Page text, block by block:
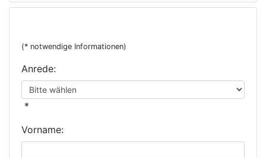
(* notwendige Informationen)
Anrede:
*
Vorname: